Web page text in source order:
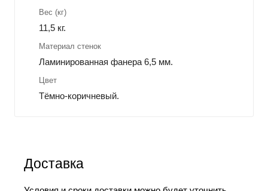
Вес (кг)
11,5 кг.
Материал стенок
Ламинированная фанера 6,5 мм.
Цвет
Тёмно-коричневый.
Доставка